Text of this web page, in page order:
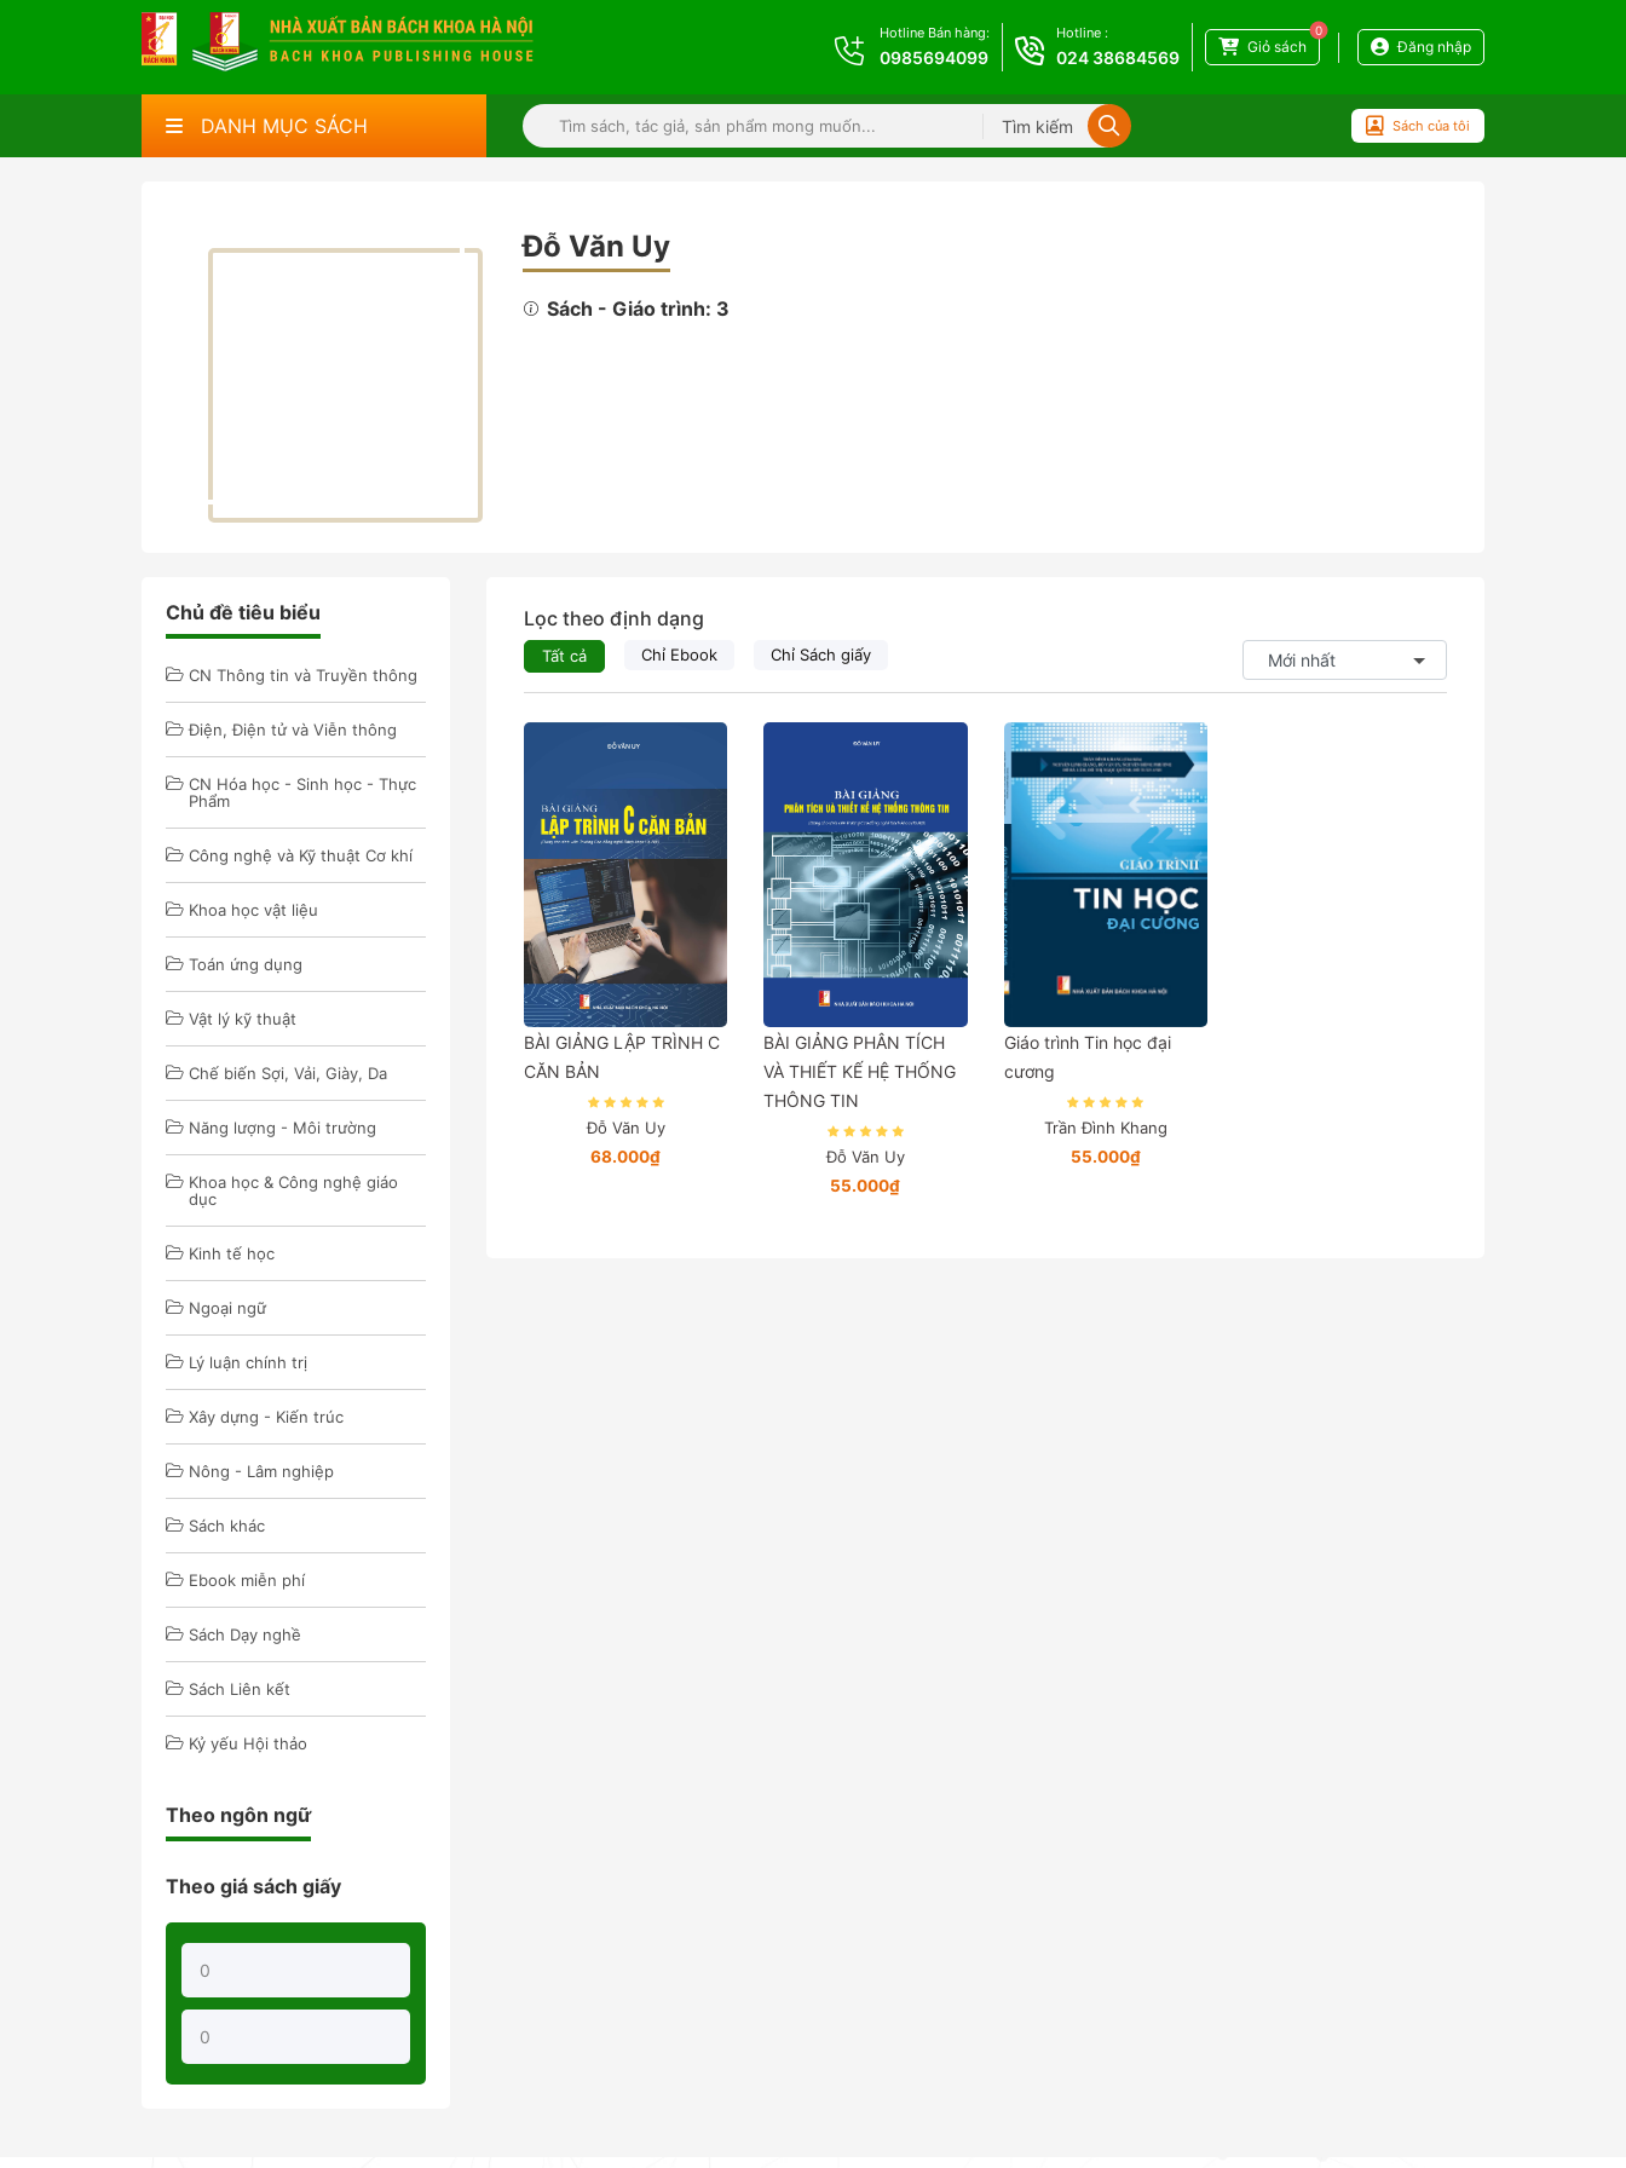
Hotline Bán hàng:
0985694099
Hotline :
024 38684569
0
Giỏ sách Đăng nhập
DANH MỤC SÁCH Tìm kiếm Sách của tôi
Đỗ Văn Uy
Sách - Giáo trình: 3
Chủ đề tiêu biểu
CN Thông tin và Truyền thông
Điện, Điện tử và Viễn thông
CN Hóa học - Sinh học - Thực
Phẩm
Công nghệ và Kỹ thuật Cơ khí
Khoa học vật liệu
Toán ứng dụng
Vật lý kỹ thuật
Chế biến Sợi, Vải, Giày, Da
Năng lượng - Môi trường
Khoa học & Công nghệ giáo
dục
Kinh tế học
Ngoại ngữ
Lý luận chính trị
Xây dựng - Kiến trúc
Nông - Lâm nghiệp
Sách khác
Ebook miễn phí
Sách Dạy nghề
Sách Liên kết
Kỷ yếu Hội thảo
Theo ngôn ngữ
Theo giá sách giấy
Lọc theo định dạng
Tất cả Chỉ Ebook Chỉ Sách giấy
BÀI GIẢNG LẬP TRÌNH C
CĂN BẢN
Đỗ Văn Uy
68.000₫
BÀI GIẢNG PHÂN TÍCH
VÀ THIẾT KẾ HỆ THỐNG
THÔNG TIN
Đỗ Văn Uy
55.000₫
Giáo trình Tin học đại
cương
Trần Đình Khang
55.000₫